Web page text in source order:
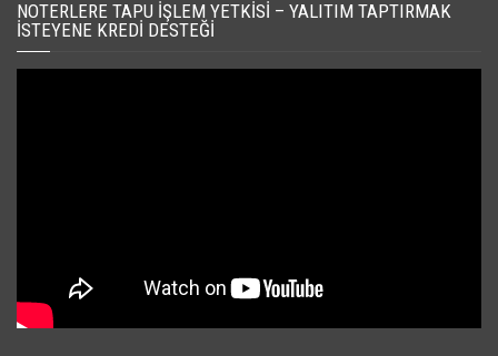
NOTERLERE TAPU İŞLEM YETKISI – YALITIM TAPTIRMAK
İSTEYENE KREDI DESTEĞI